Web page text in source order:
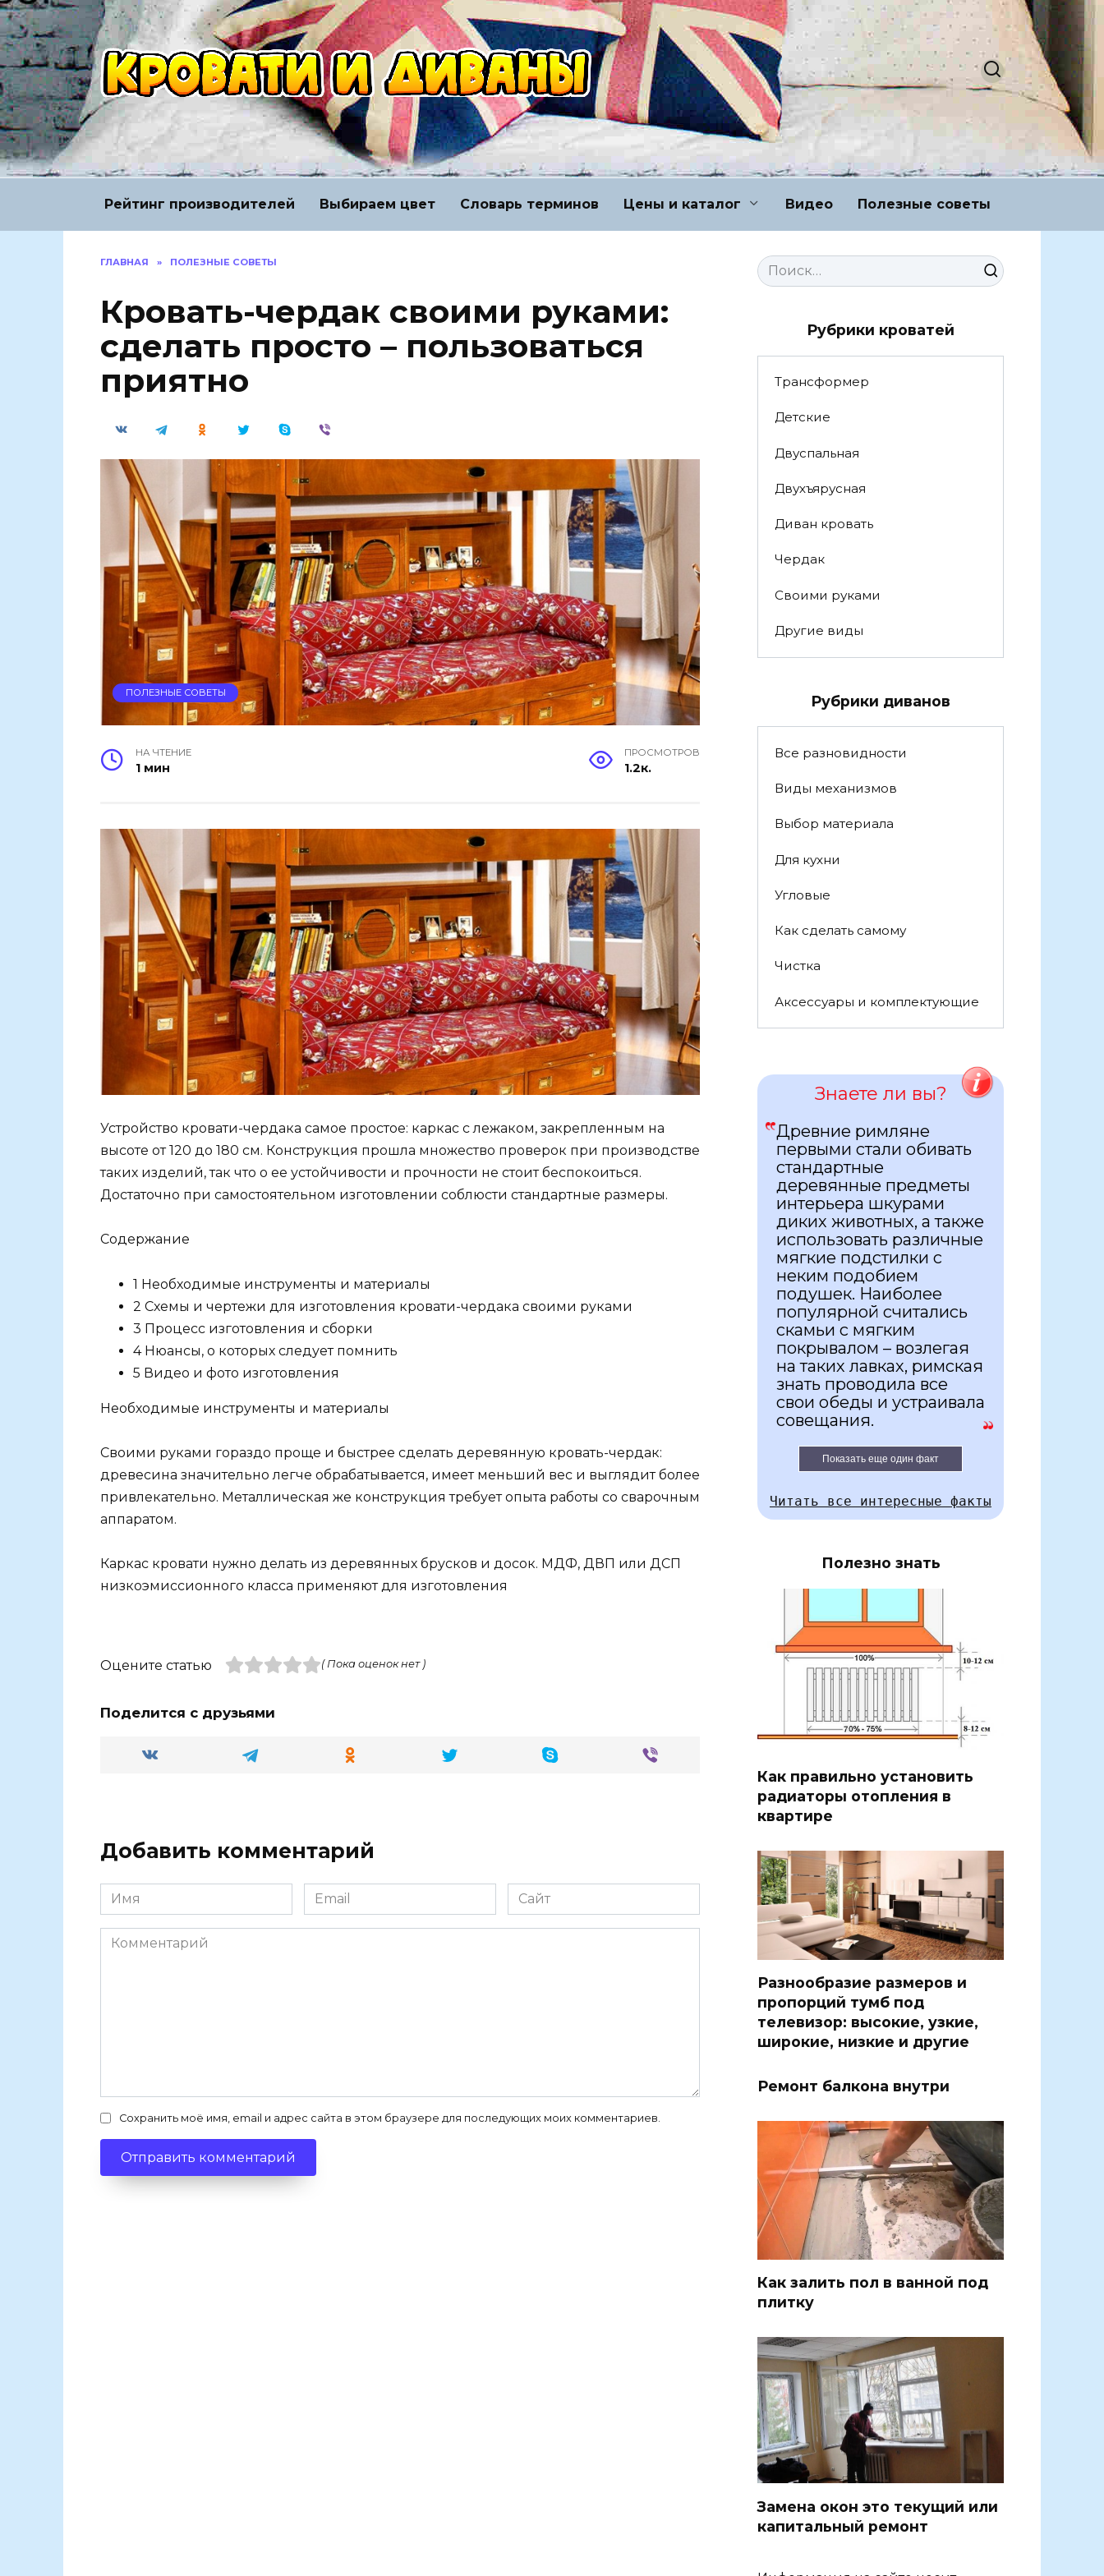
Перейти
к
содержанию
Рейтинг производителей Выбираем цвет Словарь терминов Цены и каталог Видео Полезные советы
ГЛАВНАЯ » ПОЛЕЗНЫЕ СОВЕТЫ
Кровать-чердак своими руками:
сделать просто – пользоваться
приятно
ПОЛЕЗНЫЕ СОВЕТЫ
НА ЧТЕНИЕ
1 мин
ПРОСМОТРОВ
1.2к.
Устройство кровати-чердака самое простое: каркас с лежаком, закрепленным на
высоте от 120 до 180 см. Конструкция прошла множество проверок при производстве
таких изделий, так что о ее устойчивости и прочности не стоит беспокоиться.
Достаточно при самостоятельном изготовлении соблюсти стандартные размеры.
Содержание
1 Необходимые инструменты и материалы
2 Схемы и чертежи для изготовления кровати-чердака своими руками
3 Процесс изготовления и сборки
4 Нюансы, о которых следует помнить
5 Видео и фото изготовления
Необходимые инструменты и материалы
Своими руками гораздо проще и быстрее сделать деревянную кровать-чердак:
древесина значительно легче обрабатывается, имеет меньший вес и выглядит более
привлекательно. Металлическая же конструкция требует опыта работы со сварочным
аппаратом.
Каркас кровати нужно делать из деревянных брусков и досок. МДФ, ДВП или ДСП
низкоэмиссионного класса применяют для изготовления
Оцените статью ( Пока оценок нет )
Поделится с друзьями
Добавить комментарий
Имя Email Сайт
Комментарий
Сохранить моё имя, email и адрес сайта в этом браузере для последующих моих комментариев.
Search
for:
Рубрики кроватей
Трансформер
Детские
Двуспальная
Двухъярусная
Диван кровать
Чердак
Своими руками
Другие виды
Рубрики диванов
Все разновидности
Виды механизмов
Выбор материала
Для кухни
Угловые
Как сделать самому
Чистка
Аксессуары и комплектующие
Знаете ли вы?
Древние римляне
первыми стали обивать
стандартные
деревянные предметы
интерьера шкурами
диких животных, а также
использовать различные
мягкие подстилки с
неким подобием
подушек. Наиболее
популярной считались
скамьи с мягким
покрывалом – возлегая
на таких лавках, римская
знать проводила все
свои обеды и устраивала
совещания.
Показать еще один факт
Читать все интересные факты
Полезно знать
Как правильно установить
радиаторы отопления в
квартире
Разнообразие размеров и
пропорций тумб под
телевизор: высокие, узкие,
широкие, низкие и другие
Ремонт балкона внутри
Как залить пол в ванной под
плитку
Замена окон это текущий или
капитальный ремонт